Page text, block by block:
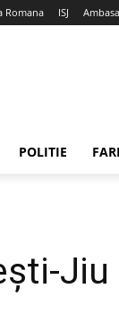
Romana ISJ
POLITIE
Jiu